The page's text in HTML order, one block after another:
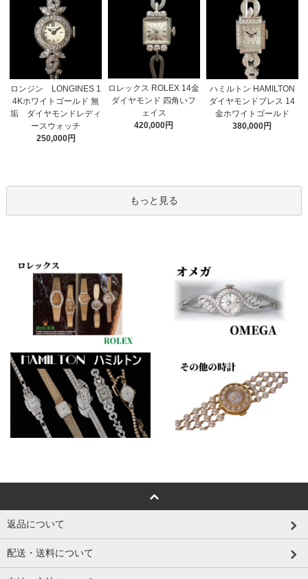
ロンジン LONGINES 1
4Kホワイトゴールド 無
垢 ダイヤモンドレディ
ースウォッチ
250,000円
ロレックス ROLEX 14金
ダイヤモンド 四角いフ
ェイス
420,000円
ハミルトン HAMILTON
ダイヤモンドブレス 14
金ホワイトゴールド
380,000円
もっと見る
返品について
配送・送料について